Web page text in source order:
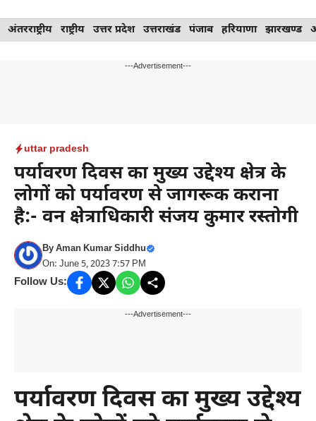
Skip
to
अंतरराष्ट्रीय राष्ट्रीय उत्तर प्रदेश उत्तराखंड पंजाब हरियाणा झारखण्ड
---Advertisement---
uttar pradesh
पर्यावरण दिवस का मुख्य उद्देश्य क्षेत्र के
लोगों को पर्यावरण से जागरूक कराना
है:- वन क्षेत्राधिकारी संजय कुमार रस्तोगी
ByAman Kumar Siddhu
On: June 5, 2023 7:57 PM
Follow Us:
---Advertisement---
पर्यावरण दिवस का मुख्य उद्देश्य